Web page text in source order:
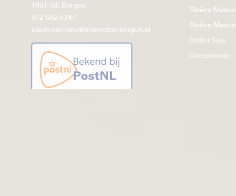
1861 GE Bergen
072 582 5347
klantenservice@homestorebergen.nl
Rivièra
Rivièra
Outlet Sale
Oceanhouse